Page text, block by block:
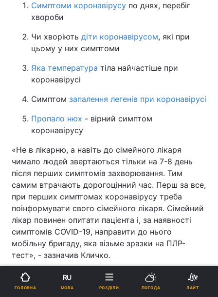
Симптоми коронавірусу по днях, перебіг
хвороби
Чи хворіють діти коронавірусом, які при
цьому у них симптоми
Яка температура тіла найчастіше при
коронавірусі
Симптом запалення легенів при коронавірусі
Пропало нюх - вірний симптом
коронавірусу
«Не в лікарню, а навіть до сімейного лікаря
чимало людей звертаються тільки на 7-8 день
після перших симптомів захворювання. Тим
самим втрачають дорогоцінний час. Перш за все,
при перших симптомах коронавірусу треба
поінформувати свого сімейного лікаря. Сімейний
лікар повинен опитати пацієнта і, за наявності
симптомів COVID-19, направити до нього
мобільну бригаду, яка візьме зразки на ПЛР-
тест», - зазначив Кличко.
Він підкреслив, що лікарі закликають не
займатися самолікуванням і не приймати ліків,
ГОЛОВНА
RU
МОВА РОЗДІЛИ ПОГОДА ЛАЙТ